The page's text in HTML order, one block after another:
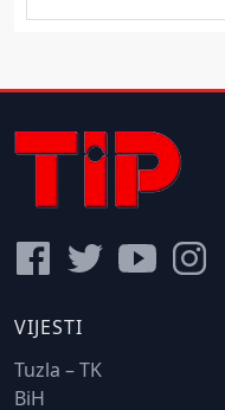
VIJESTI
Tuzla – TK
BiH